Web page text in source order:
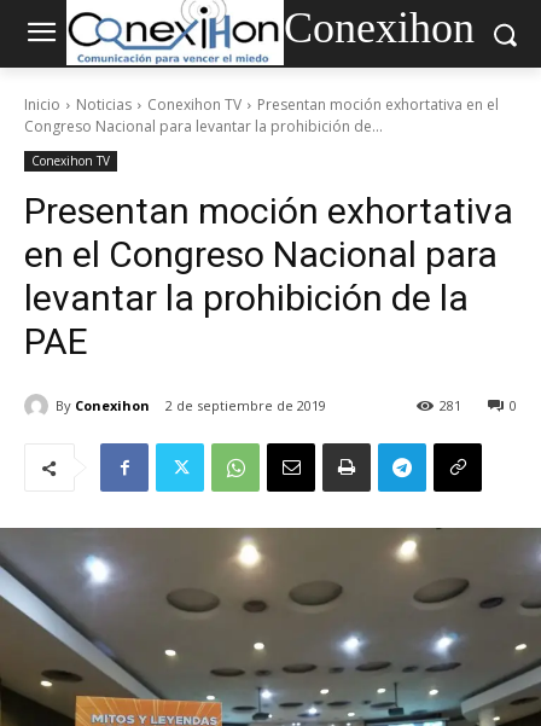
Conexihon
Inicio Noticias Conexihon TV
Presentan moción exhortativa en el
Congreso Nacional para levantar la prohibición de...
Conexihon TV
Presentan moción exhortativa
en el Congreso Nacional para
levantar la prohibición de la
PAE
By Conexihon 2 de septiembre de 2019 0
281